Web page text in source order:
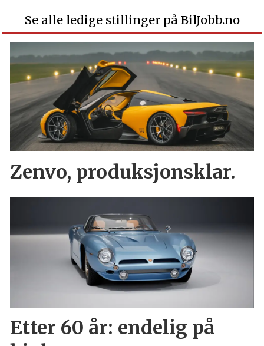
Se alle ledige stillinger på BilJobb.no
Zenvo, produksjonsklar.
Etter 60 år: endelig på